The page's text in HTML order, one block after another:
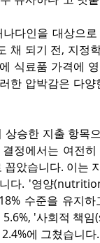
다인을 대상으
채 되기 전, 지정
식료품 가격에
한 압박감은 다
승한 지출 항목
정에서는 여전
았습니다. 이는
다. '영양
수준을 유지
'사회적 책
에 그쳤습니다.